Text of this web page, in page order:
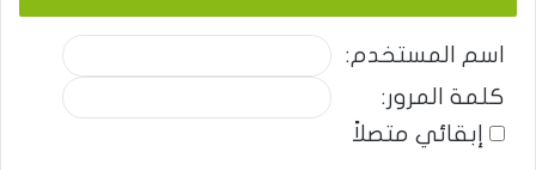
اسم المستخدم:
كلمة المرور:
إبقائي متصلاً